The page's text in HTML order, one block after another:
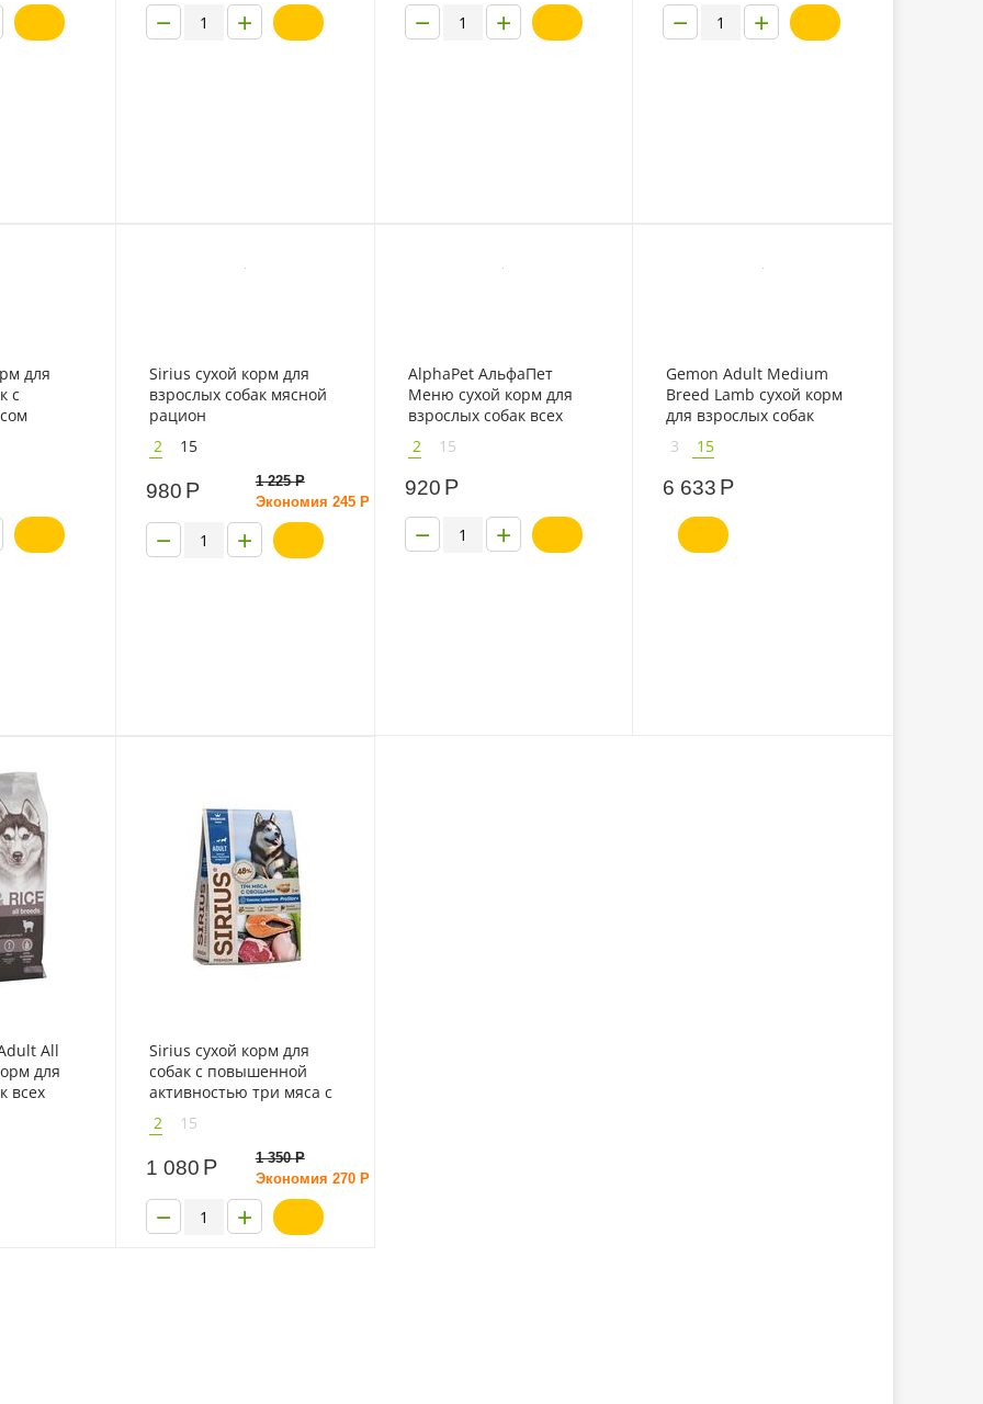
+
− +
− +
−
для
с
Sirius сухой корм для
взрослых собак мясной
рацион
2
15
980 Р 1 225 Р
Экономия 245 Р
+
−
AlphaPet АльфаПет
Меню сухой корм для
взрослых собак всех
пород с говядиной
2 15
920 Р
+
−
Gemon Adult Medium
Breed Lamb сухой корм
для взрослых собак
средних пород с
ягненком
3 15
6 633 Р
All
для
всех
и
Sirius сухой корм для
собак с повышенной
активностью три мяса с
овощами
2 15
1 080 Р 1 350 Р
Экономия 270 Р
+
−